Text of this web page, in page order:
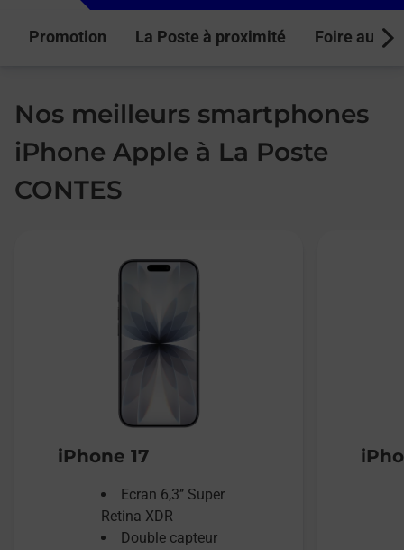
Promotion La Poste à proximité Foire aux
Nos meilleurs smartphones
iPhone Apple à La Poste
CONTES
iPhone 17
Ecran 6,3’’ Super
Retina XDR
Double capteur